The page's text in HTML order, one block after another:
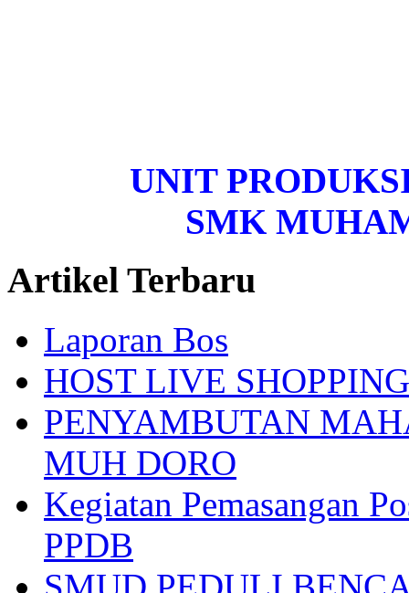
UNIT
SMK
Artikel Terbaru
Laporan Bos
HOST LIVE SHOPPING
PENYAMBUTAN
MUH DORO
Kegiatan Pemasangan
PPDB